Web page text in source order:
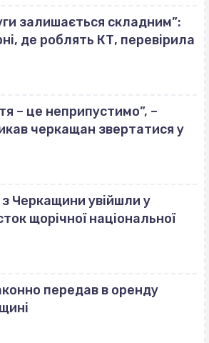
залишається складним”:
де роблять КТ, перевірила
– це неприпустимо”, –
черкащан звертатися у
з Черкащини увійшли у
щорічної національної
передав в оренду